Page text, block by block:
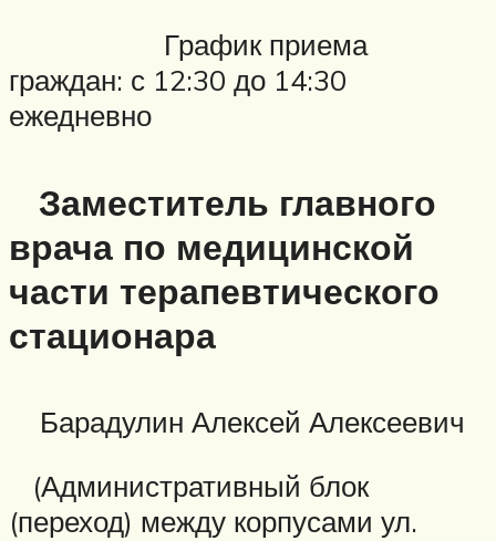
График приема
граждан: с 12:30 до 14:30
ежедневно
Заместитель главного
врача по медицинской
части терапевтического
стационара
Барадулин Алексей Алексеевич
(Административный блок
(переход) между корпусами ул.